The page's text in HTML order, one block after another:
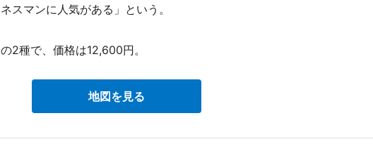
スマンに人気がある」という。
2種で、価格は12,600円。
地図を見る